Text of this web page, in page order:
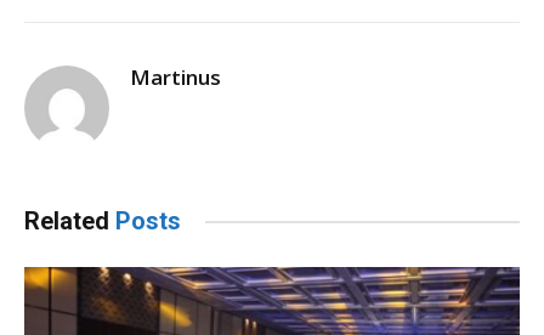
Martinus
Related Posts